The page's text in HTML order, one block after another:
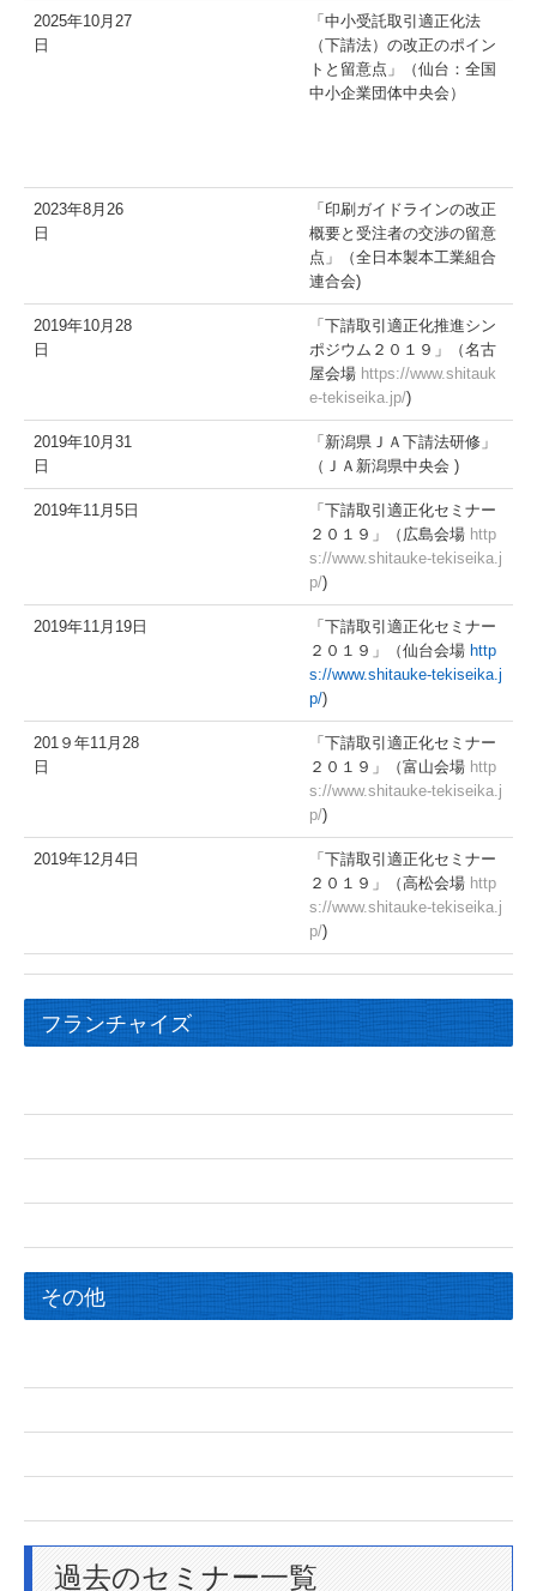
2025年10月27
日
「中小受託取引適正化法
（下請法）の改正のポイン
トと留意点」（仙台：全国
中小企業団体中央会）
2023年8月26
日
「印刷ガイドラインの改正
概要と受注者の交渉の留意
点」（全日本製本工業組合
連合会)
2019年10月28
日
「下請取引適正化推進シン
ポジウム２０１９」（名古
屋会場 https://www.shitauk
e-tekiseika.jp/)
2019年10月31
日
「新潟県ＪＡ下請法研修」
（ＪＡ新潟県中央会 )
2019年11月5日
「下請取引適正化セミナー
２０１９」（広島会場 http
s://www.shitauke-tekiseika.j
p/)
2019年11月19日
「下請取引適正化セミナー
２０１９」（仙台会場 http
s://www.shitauke-tekiseika.j
p/)
201９年11月28
日
「下請取引適正化セミナー
２０１９」（富山会場 http
s://www.shitauke-tekiseika.j
p/)
2019年12月4日
「下請取引適正化セミナー
２０１９」（高松会場 http
s://www.shitauke-tekiseika.j
p/)
フランチャイズ
その他
過去のセミナー一覧